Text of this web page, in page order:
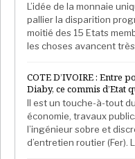
L’idée de la monnaie
pallier la disparition
moitié des 15 Etats
les choses avancent
COTE D’IVOIRE : Entre
Diaby, ce commis d’Etat
Il est un touche-à-tout
économie, travaux
l’ingénieur sobre et
d’entretien routier (Fer).